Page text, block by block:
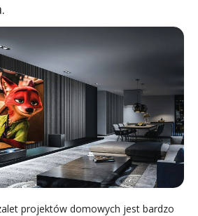
projektów domowych jest bardzo